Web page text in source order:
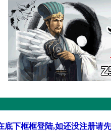
底下框框登陆,如还没注册请